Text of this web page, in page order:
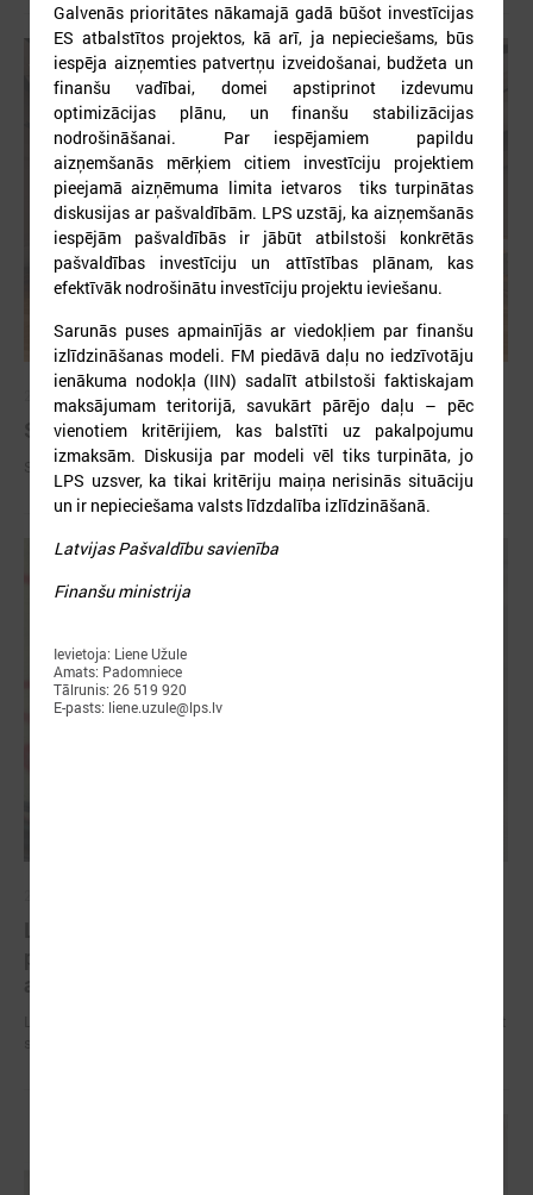
2026. gada 09. jūlijs
Sumināti Latvijas labākie tirgotāji
Sumināti Latvijas labākie tirgotāji
Galvenās prioritātes nākamajā gadā būšot investīcijas
ES atbalstītos projektos, kā arī, ja nepieciešams, būs
iespēja aizņemties patvertņu izveidošanai, budžeta un
finanšu vadībai, domei apstiprinot izdevumu
optimizācijas plānu, un finanšu stabilizācijas
nodrošināšanai. Par iespējamiem papildu
aizņemšanās mērķiem citiem investīciju projektiem
pieejamā aizņēmuma limita ietvaros tiks turpinātas
diskusijas ar pašvaldībām. LPS uzstāj, ka aizņemšanās
iespējām pašvaldībās ir jābūt atbilstoši konkrētās
pašvaldības investīciju un attīstības plānam, kas
efektīvāk nodrošinātu investīciju projektu ieviešanu.
Sarunās puses apmainījās ar viedokļiem par finanšu
izlīdzināšanas modeli. FM piedāvā daļu no iedzīvotāju
ienākuma nodokļa (IIN) sadalīt atbilstoši faktiskajam
maksājumam teritorijā, savukārt pārējo daļu – pēc
vienotiem kritērijiem, kas balstīti uz pakalpojumu
izmaksām. Diskusija par modeli vēl tiks turpināta, jo
LPS uzsver, ka tikai kritēriju maiņa nerisinās situāciju
un ir nepieciešama valsts līdzdalība izlīdzināšanā.
Latvijas Pašvaldību savienība
Finanšu ministrija
Ievietoja: Liene Užule
Amats: Padomniece
Tālrunis: 26 519 920
E-pasts: liene.uzule@lps.lv